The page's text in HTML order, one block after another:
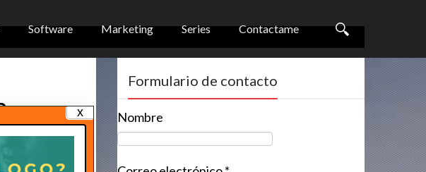
Software Marketing Series Contactame
Formulario de contacto
Nombre
x